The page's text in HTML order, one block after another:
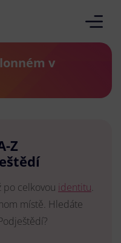
v
Z
po celkovou identitu.
místě. Hledáte